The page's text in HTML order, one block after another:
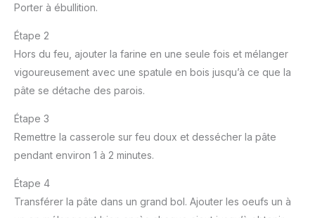
Porter à ébullition.
Étape 2
Hors du feu, ajouter la farine en une seule fois et mélanger
vigoureusement avec une spatule en bois jusqu’à ce que la
pâte se détache des parois.
Étape 3
Remettre la casserole sur feu doux et dessécher la pâte
pendant environ 1 à 2 minutes.
Étape 4
Transférer la pâte dans un grand bol. Ajouter les oeufs un à